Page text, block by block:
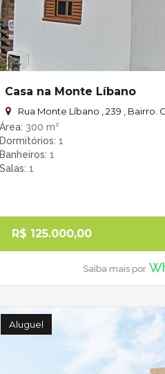
Casa na Monte Líbano
Rua Monte Líbano , 239 , Bairro.
Área 300 m²
Dormitórios 1
Banheiros 1
Salas 1
R$ 125.000,00
Saiba mais por
Aluguel